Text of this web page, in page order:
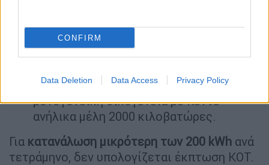
CONFIRM
Data Deletion Data Access Privacy Policy
με τέσσερα ανήλικα μέλη 1900
κιλοβατώρες
δύο ενήλικα και τέσσερα ανήλικα μέλη ή
μονογονεϊκή οικογένεια με πέντε
ανήλικα μέλη 2000 κιλοβατώρες.
Για κατανάλωση μικρότερη των 200 kWh ανά
τετράμηνο, δεν υπολογίζεται έκπτωση ΚΟΤ.